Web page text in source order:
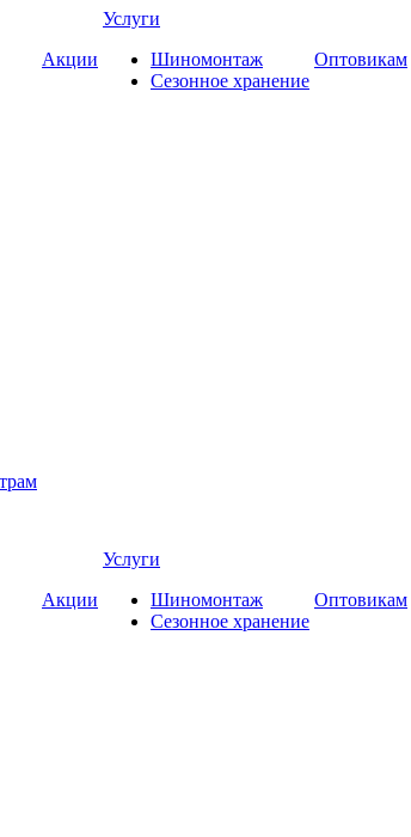
Акции
Услуги
Шиномонтаж
Сезонное хранение
Оптовикам
Акции
Услуги
Шиномонтаж
Сезонное хранение
Оптовикам